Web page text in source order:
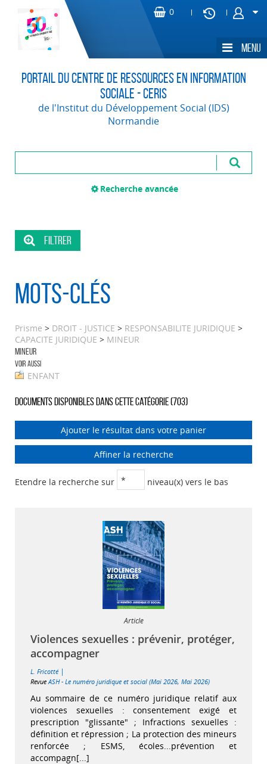
Portail du Centre de Ressources en Information
Sociale - CERIS
de l'Institut du Développement Social (IDS)
Normandie
Recherche avancée
Mots-clés
Prisme > DROIT - JUSTICE > RESPONSABILITE JURIDIQUE >
CAPACITE JURIDIQUE > MINEUR
MINEUR
Voir aussi
ENFANT
Documents disponibles dans cette catégorie (703)
Ajouter le résultat dans votre panier
Affiner la recherche
Etendre la recherche sur niveau(x) vers le bas
Article
Violences sexuelles : prévenir, protéger,
accompagner
L. Fricotté |
RevueASH - Le numéro juridique et social (Mai 2026, Mai 2026)
Au sommaire de ce numéro juridique relatif aux
violences sexuelles : consentement exigé et
prescription "glissante" ; Infractions sexuelles :
définition et répression ; La protection des mineurs
renforcée ; ESMS, écoles...prévention et
accompagn[...]